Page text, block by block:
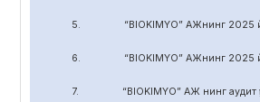
5. “BIOKIMYO” АЖнинг 2025 йил
6. “BIOKIMYO” АЖнинг 2025 йил
7. “BIOKIMYO” АЖ нинг аудит